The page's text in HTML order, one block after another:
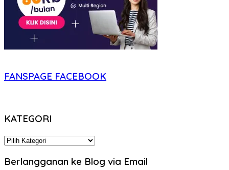
FANSPAGE FACEBOOK
KATEGORI
KATEGORI
Berlangganan ke Blog via Email